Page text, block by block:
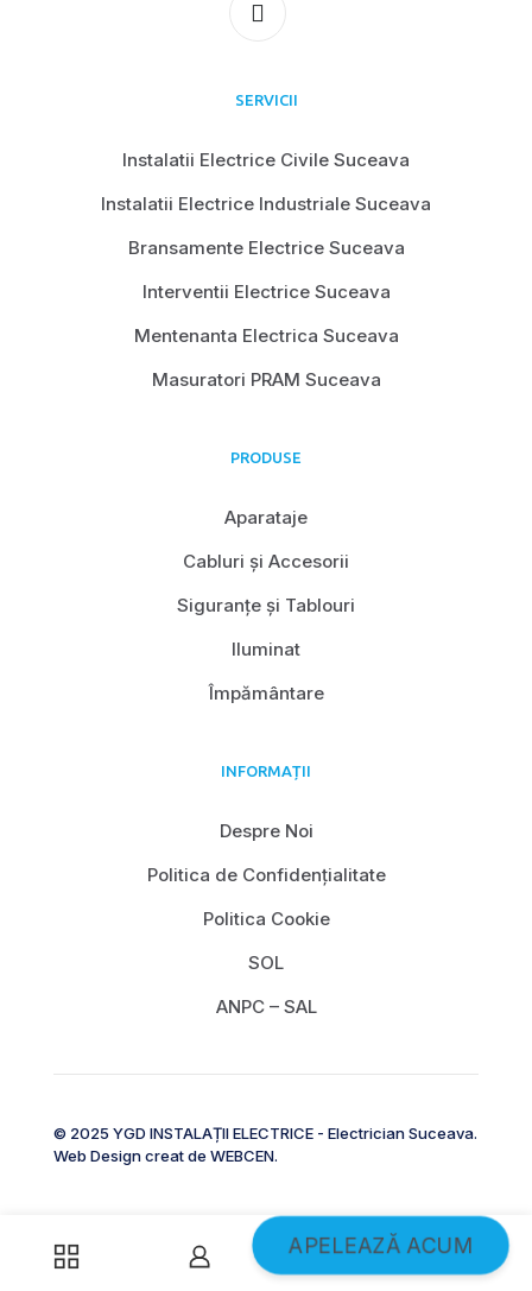
SERVICII
Instalatii Electrice Civile Suceava
Instalatii Electrice Industriale Suceava
Bransamente Electrice Suceava
Interventii Electrice Suceava
Mentenanta Electrica Suceava
Masuratori PRAM Suceava
PRODUSE
Aparataje
Cabluri și Accesorii
Siguranțe și Tablouri
Iluminat
Împământare
INFORMAȚII
Despre Noi
Politica de Confidențialitate
Politica Cookie
SOL
ANPC – SAL
© 2025 YGD INSTALAȚII ELECTRICE - Electrician Suceava.
Web Design creat de WEBCEN.
0
APELEAZĂ ACUM